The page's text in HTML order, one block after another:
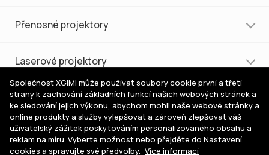
Přenosné projektory
Laserové projektory
Nákup a podpora
Pomoc s výběrem
Společnost XGIMI může používat soubory cookie první a třetí
strany k zachování základních funkcí našich webových stránek a
ke sledování jejich výkonu, abychom mohli naše webové stránky a
online produkty a služby vylepšovat a zároveň zlepšovat váš
uživatelský zážitek poskytováním personalizovaného obsahu a
reklam na míru. Vyberte možnost nebo přejděte do Nastavení
cookies a spravujte své předvolby. Více informací